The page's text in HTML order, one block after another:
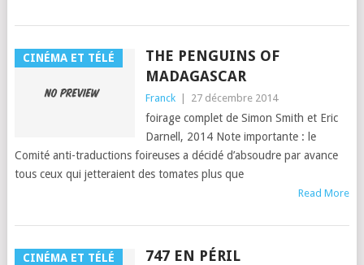
CINÉMA ET TÉLÉ
THE PENGUINS OF
MADAGASCAR
Franck 27 décembre 2014
foirage com­plet de Simon Smith et Eric
Dar­nell, 2014 Note impor­tante : le
Comité anti-tra­duc­tions foireuses a décidé d’ab­soudre par avance
tous ceux qui jet­teraient des tomates plus que
Read More
CINÉMA ET TÉLÉ 747 EN PÉRIL